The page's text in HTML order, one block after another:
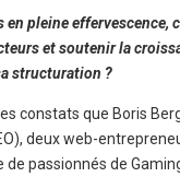
en pleine effervescence,
et soutenir la
structuration ?
constats que Boris
deux web-
de passionnés de